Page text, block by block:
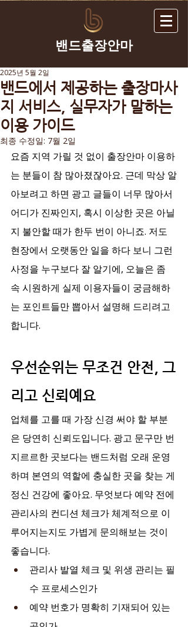
​밴드출장안마
밴드에서 제공하는 출장마사
지 서비스, 실무자가 말하는
이용 가이드
2025년 5월 2일
최종 수정일: 7월 2일
요즘 지역 가릴 것 없이 출장안마 이용하
는 분들이 참 많아졌잖아요. 근데 막상 알
아보려고 하면 광고 글들이 너무 많아서
어디가 진짜인지, 혹시 이상한 곳은 아닐
지 불안할 때가 한두 번이 아니죠. 저도
현장에서 오랫동안 일을 하다 보니 그런
사정을 누구보다 잘 알기에, 오늘은 좀
속 시원하게 실제 이용자들이 궁금해하
는 포인트들만 뽑아서 설명해 드리려고
합니다.
우선순위는 무조건 안전, 그
리고 신뢰예요
업체를 고를 때 가장 신경 써야 할 부분
은 당연히 신뢰도입니다. 광고 문구만 번
지르르한 곳보다는 밴드처럼 오래 운영
하며 본연의 역할에 충실한 곳을 찾는 게
정신 건강에 좋아요. 무엇보다 예약 전에
관리사의 컨디션 체크가 체계적으로 이
루어지는지도 가볍게 문의해보는 것이
좋습니다.
관리사 발열 체크 및 위생 관리는 필
수 프로세스인가
예약 번호가 명확히 기재되어 있는